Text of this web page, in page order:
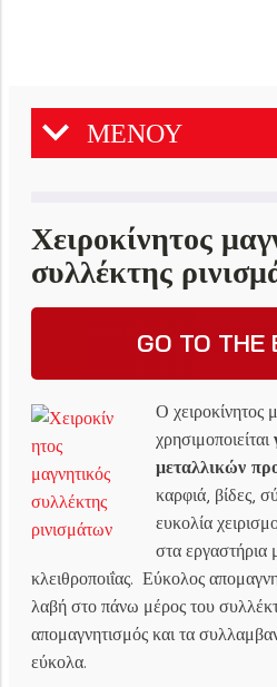
ΜΕΝΟΥ
Χειροκίνητος
συλλέκτης
GO TO THE
Ο χειροκίνητος
χρησιμοποιείται
μεταλλικών
καρφιά, βίδες,
ευκολία
στα εργαστήρια
κλειθροποιΐας. Εύκολος
λαβή στο πάνω μέρος του
απομαγνητισμός και τα
εύκολα.